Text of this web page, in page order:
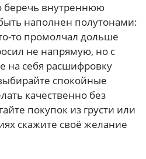
внутреннюю
наполнен полутонами:
то промолчал дольше
не напрямую, но с
на себя расшифровку
спокойные
качественно без
покупок из грусти или
скажите своё желание